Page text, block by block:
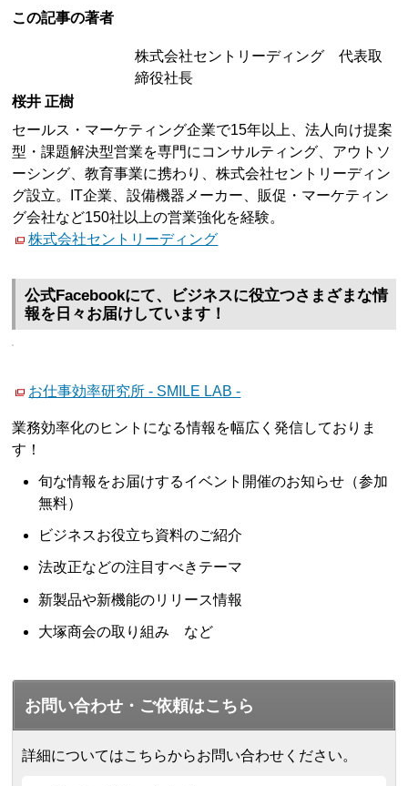
この記事の著者
株式会社セントリーディング 代表取
締役社長
桜井 正樹
セールス・マーケティング企業で15年以上、法人向け提案
型・課題解決型営業を専門にコンサルティング、アウトソ
ーシング、教育事業に携わり、株式会社セントリーディン
グ設立。IT企業、設備機器メーカー、販促・マーケティン
グ会社など150社以上の営業強化を経験。
株式会社セントリーディング
公式Facebookにて、ビジネスに役立つさまざまな情
報を日々お届けしています！
お仕事効率研究所 - SMILE LAB -
業務効率化のヒントになる情報を幅広く発信しておりま
す！
旬な情報をお届けするイベント開催のお知らせ（参加
無料）
ビジネスお役立ち資料のご紹介
法改正などの注目すべきテーマ
新製品や新機能のリリース情報
大塚商会の取り組み など
お問い合わせ・ご依頼はこちら
詳細についてはこちらからお問い合わせください。